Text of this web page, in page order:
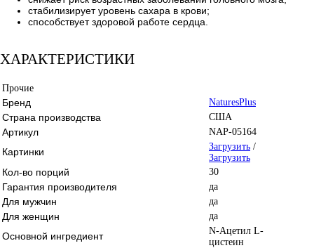
стабилизирует уровень сахара в крови;
способствует здоровой работе сердца.
ХАРАКТЕРИСТИКИ
Прочие
Бренд NaturesPlus
Страна производства США
Артикул NAP-05164
Картинки Загрузить /
Загрузить
Кол-во порций 30
Гарантия производителя да
Для мужчин да
Для женщин да
Основной ингредиент
N-Ацетил L-
цистеин